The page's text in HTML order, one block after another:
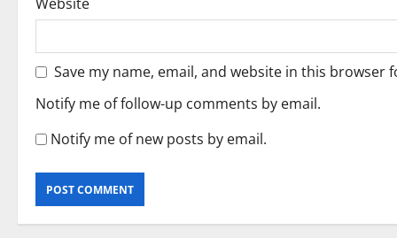
Save my name, email, and website in this browser
Notify me of follow-up comments by email.
Notify me of new posts by email.